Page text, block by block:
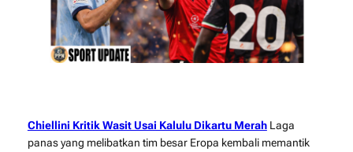
Chiellini Kritik Wasit Usai Kalulu Dikartu MerahLaga
panas yang melibatkan tim besar Eropa kembali memantik